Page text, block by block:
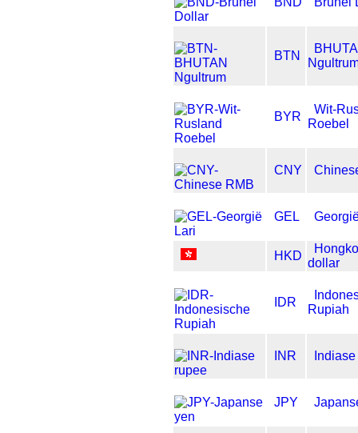
BTN
BYR
Wit-
Roebel
CNY
GEL
HKD
dollar
IDR
Rupiah
INR
JPY